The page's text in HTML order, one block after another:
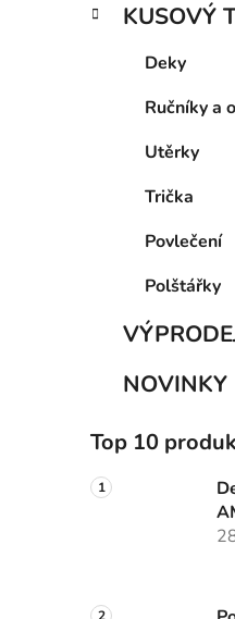
KUSOVÝ
Deky
Ručníky a
Utěrky
Trička
Povlečení
Polštářky
NOVINKY
Top 10